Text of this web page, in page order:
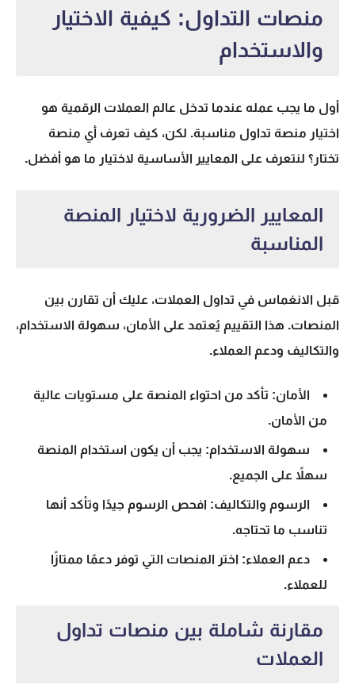
منصات التداول: كيفية الاختيار
والاستخدام
أول ما يجب عمله عندما تدخل عالم العملات الرقمية هو
اختيار منصة تداول مناسبة. لكن، كيف تعرف أي منصة
تختار؟ لنتعرف على المعايير الأساسية لاختيار ما هو أفضل.
المعايير الضرورية لاختيار المنصة
المناسبة
قبل الانغماس في تداول العملات، عليك أن تقارن بين
المنصات. هذا التقييم يُعتمد على الأمان، سهولة الاستخدام،
والتكاليف ودعم العملاء.
الأمان: تأكد من احتواء المنصة على مستويات عالية
من الأمان.
سهولة الاستخدام: يجب أن يكون استخدام المنصة
سهلاً على الجميع.
الرسوم والتكاليف: افحص الرسوم جيدًا وتأكد أنها
تناسب ما تحتاجه.
دعم العملاء: اختر المنصات التي توفر دعمًا ممتازًا
للعملاء.
مقارنة شاملة بين منصات تداول
العملات